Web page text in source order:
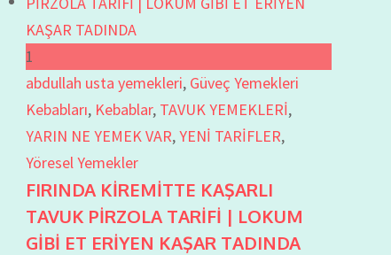
1
abdullah usta yemekleri, Güveç Yemekleri
Kebabları, Kebablar, TAVUK YEMEKLERİ,
YARIN NE YEMEK VAR,YENİ TARİFLER,
Yöresel Yemekler
FIRINDA KİREMİTTE KAŞARLI
TAVUK PİRZOLA TARİFİ | LOKUM
GİBİ ET ERİYEN KAŞAR TADINDA